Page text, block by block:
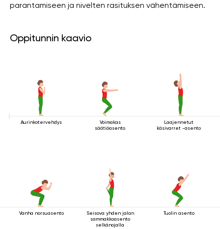
parantamiseen ja nivelten rasituksen vähentämiseen.
Oppitunnin kaavio
Aurinkotervehdys
Voimakas
säätiöasento
Laajennetut
käsivarret -asento
Vanha norsuasento
Seisova yhden jalan
sammakkoasento
selkänojalla
Tuolin asento